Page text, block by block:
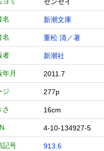
センセイ
名 新潮文庫
名 重松 清／著
者 新潮社
年月 2011.7
ジ 277p
さ 16cm
4-10-134927-5
記号 913.6